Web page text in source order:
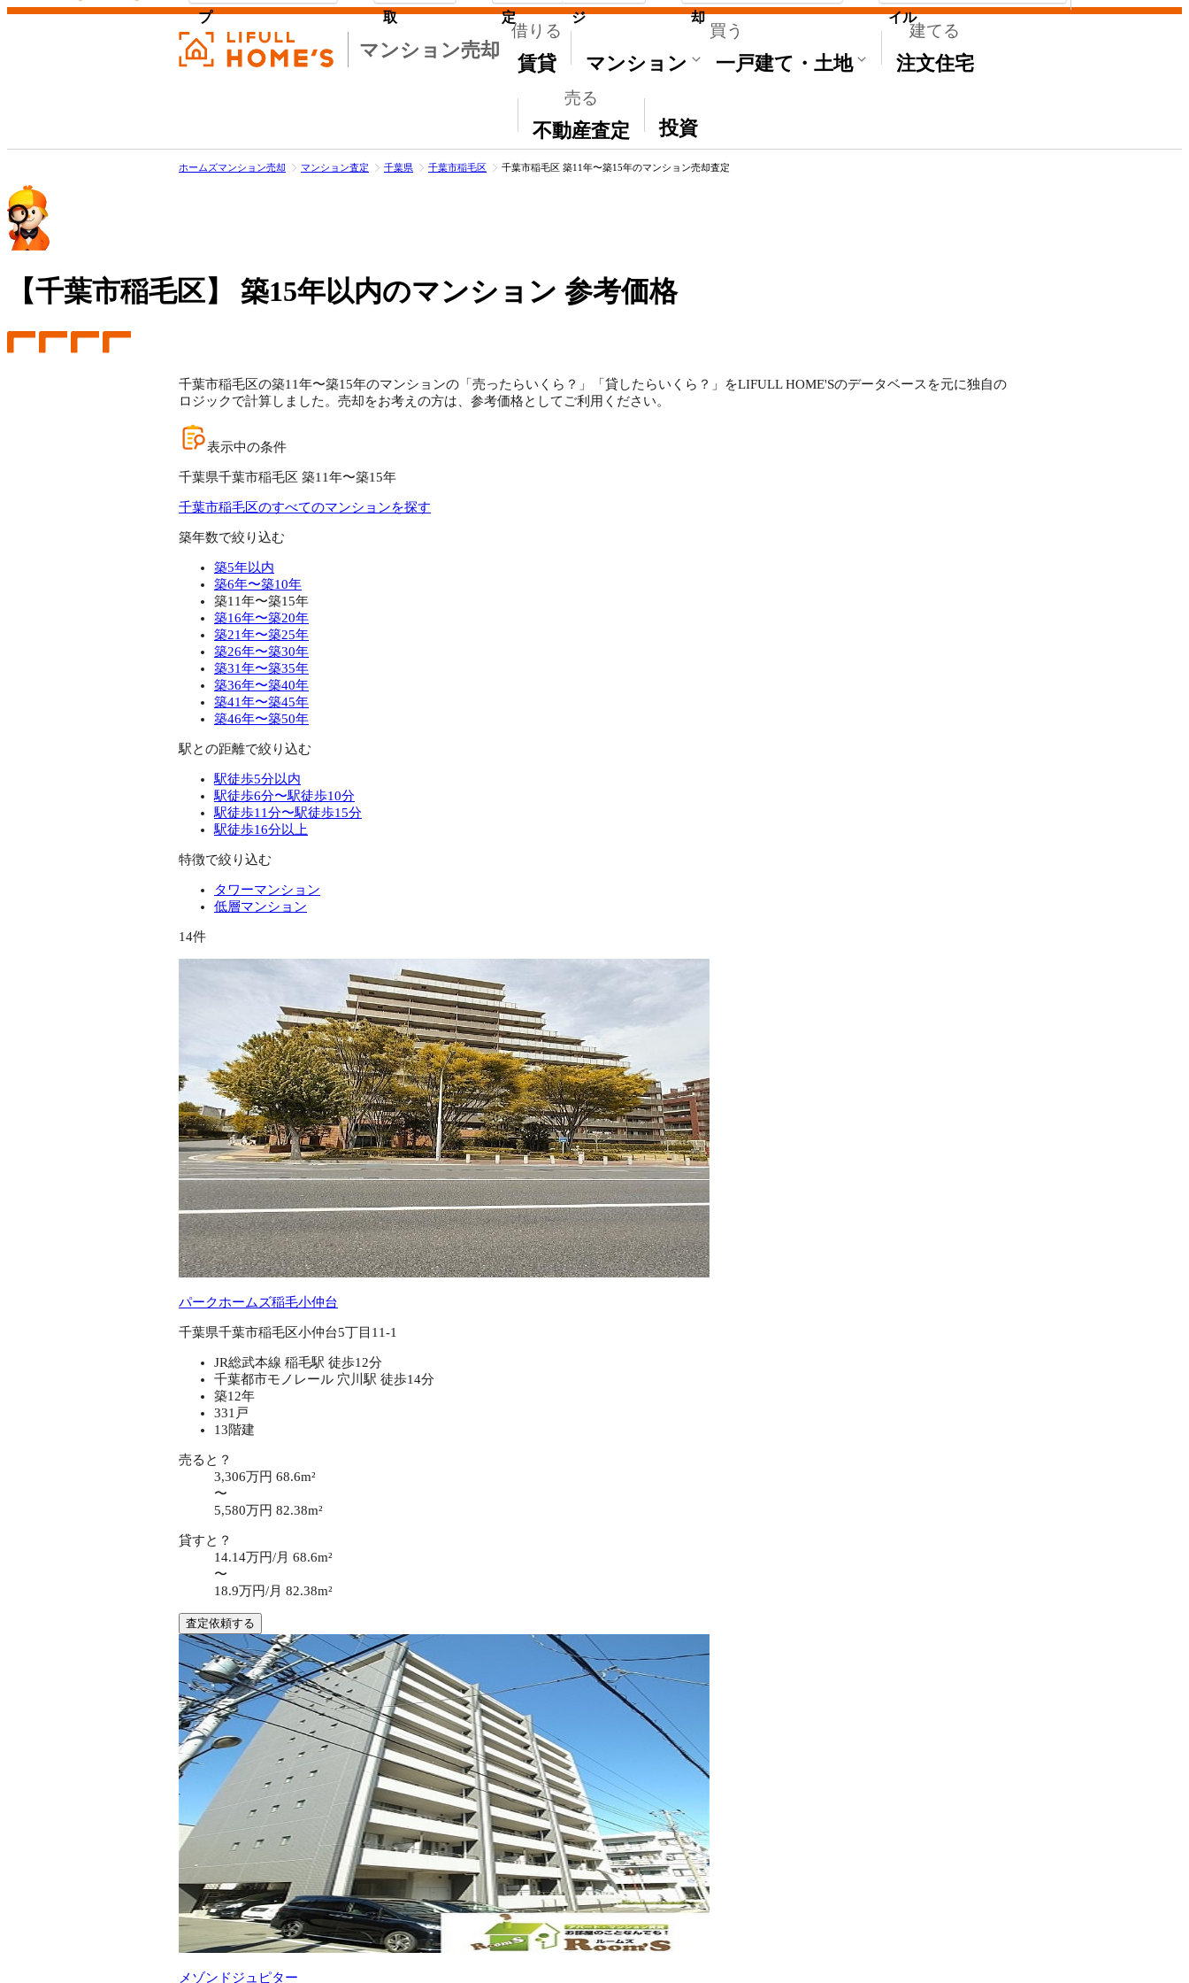
マンション売却
借りる
賃貸
買う
マンション 一戸建て・土地
建てる
注文住宅
売る
不動産査定
その他
投資
プ 取 定 ジ 却 イル
ホームズマンション売却 マンション査定 千葉県 千葉市稲毛区 千葉市稲毛区 築11年〜築15年のマンション売却査定
【千葉市稲毛区】 築15年以内のマンション 参考価格
千葉市稲毛区の築11年〜築15年のマンションの「売ったらいくら？」「貸したらいくら？」をLIFULL HOME'Sのデータベースを元に独自の
ロジックで計算しました。売却をお考えの方は、参考価格としてご利用ください。
表示中の条件
千葉県千葉市稲毛区 築11年〜築15年
千葉市稲毛区のすべてのマンションを探す
築年数で絞り込む
築5年以内
築6年〜築10年
築11年〜築15年
築16年〜築20年
築21年〜築25年
築26年〜築30年
築31年〜築35年
築36年〜築40年
築41年〜築45年
築46年〜築50年
駅との距離で絞り込む
駅徒歩5分以内
駅徒歩6分〜駅徒歩10分
駅徒歩11分〜駅徒歩15分
駅徒歩16分以上
特徴で絞り込む
タワーマンション
低層マンション
14件
パークホームズ稲毛小仲台
千葉県千葉市稲毛区小仲台5丁目11-1
JR総武本線 稲毛駅 徒歩12分
千葉都市モノレール 穴川駅 徒歩14分
築12年
331戸
13階建
売ると？
3,306万円 68.6m²
〜
5,580万円 82.38m²
貸すと？
14.14万円/月 68.6m²
〜
18.9万円/月 82.38m²
査定依頼する
メゾンドジュピター